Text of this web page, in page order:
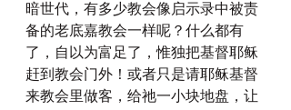
暗世代，有多少教会像启示录中被责
备的老底嘉教会一样呢？什么都有
了，自以为富足了，惟独把基督耶稣
赶到教会门外！或者只是请耶稣基督
来教会里做客，给祂一小块地盘，让